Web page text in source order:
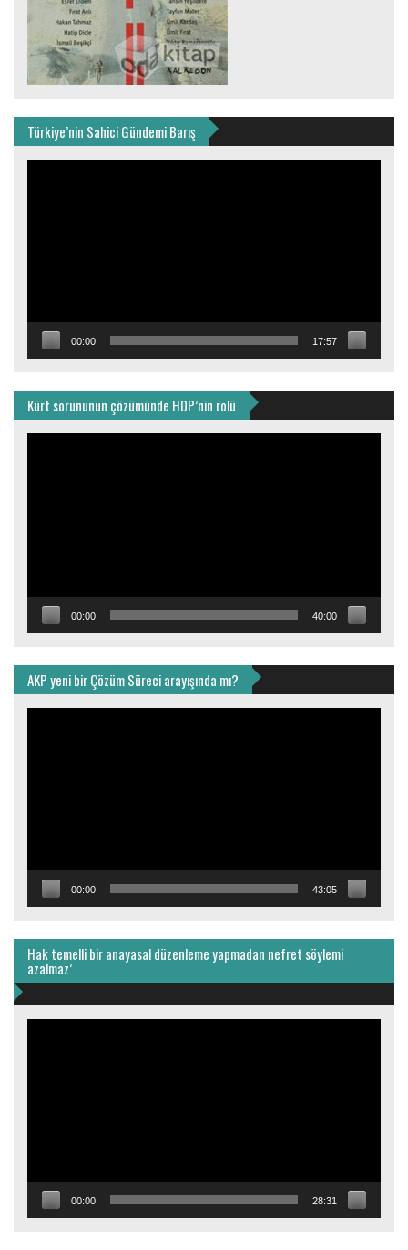
Türkiye’nin Sahici Gündemi Barış
00:00 17:57
Kürt sorununun çözümünde HDP’nin rolü
00:00 40:00
AKP yeni bir Çözüm Süreci arayışında mı?
00:00 43:05
Hak temelli bir anayasal düzenleme yapmadan nefret söylemi
azalmaz’
00:00 28:31